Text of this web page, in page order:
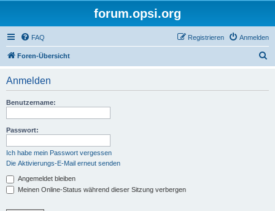
forum.opsi.org
FAQ Anmelden
Registrieren
Foren-Übersicht
Anmelden
Benutzername:
Passwort:
Ich habe mein Passwort vergessen
Die Aktivierungs-E-Mail erneut senden
Angemeldet bleiben
Meinen Online-Status während dieser Sitzung verbergen